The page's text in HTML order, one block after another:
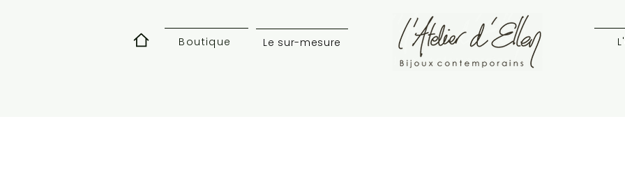
Boutique Le sur-mesure